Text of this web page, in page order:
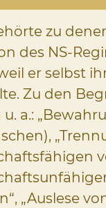
zu
des NS-
er selbst
Zu den
a.:
„Auslese